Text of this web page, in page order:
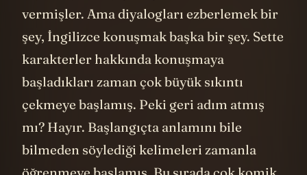
vermişler. Ama diyalogları ezberlemek bir
şey, İngilizce konuşmak başka bir şey. Sette
karakterler hakkında konuşmaya
başladıkları zaman çok büyük sıkıntı
çekmeye başlamış. Peki geri adım atmış
mı? Hayır. Başlangıçta anlamını bile
bilmeden söylediği kelimeleri zamanla